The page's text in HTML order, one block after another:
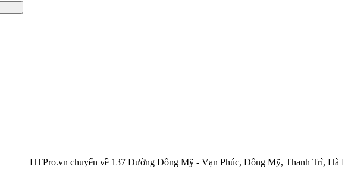
HTPro.vn chuyển về 137 Đường Đông Mỹ - Vạn Phúc, Đông Mỹ, Thanh Trì, Hà Nội.